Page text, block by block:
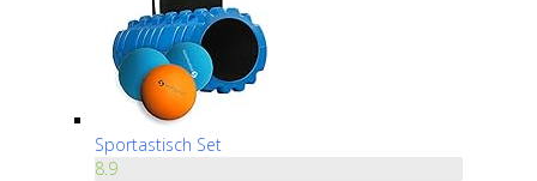
Sportastisch Set
8.9